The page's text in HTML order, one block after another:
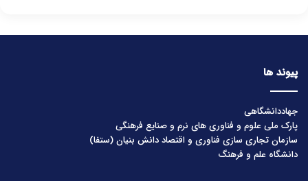
پیوند ها
جهاددانشگاهی
پارک ملی علوم و فناوری های نرم و صنایع فرهنگی
سازمان تجاری سازی فناوری و اقتصاد دانش بنیان (ستفا)
دانشگاه علم و فرهنگ